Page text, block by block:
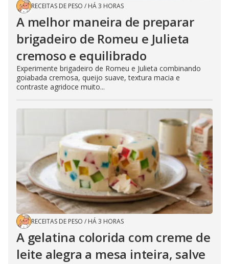
RECEITAS DE PESO / HÁ 3 HORAS
A melhor maneira de preparar
brigadeiro de Romeu e Julieta
cremoso e equilibrado
Experimente brigadeiro de Romeu e Julieta combinando
goiabada cremosa, queijo suave, textura macia e
contraste agridoce muito...
RECEITAS DE PESO / HÁ 3 HORAS
A gelatina colorida com creme de
leite alegra a mesa inteira, salve